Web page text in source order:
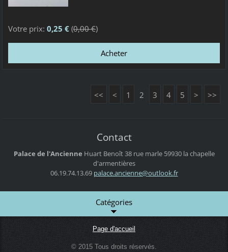
Votre prix: 0,25 €(0,00 €)
<< < 1 2 3 4 5 > >>
Contact
Palace de l'Ancienne Huart Benoît38 rue marle59930 la chapelle
d'armentières
06.19.74.13.69 palace.ancienne@outlook.fr
Catégories
Page d'accueil
© 2015 Tous droits réservés.